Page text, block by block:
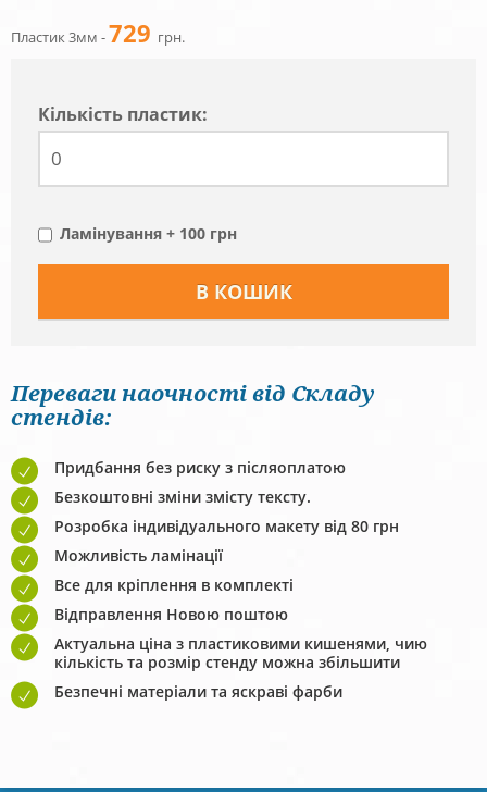
Пластик 3мм -729 грн.
Кiлькiсть пластик:
Ламінування + 100 грн
Переваги наочності від Складу
стендів:
Придбання без риску з післяоплатою
Безкоштовні зміни змісту тексту.
Розробка індивідуального макету від 80 грн
Можливість ламінації
Все для кріплення в комплекті
Відправлення Новою поштою
Актуальна ціна з пластиковими кишенями, чию
кількість та розмір стенду можна збільшити
Безпечні матеріали та яскраві фарби